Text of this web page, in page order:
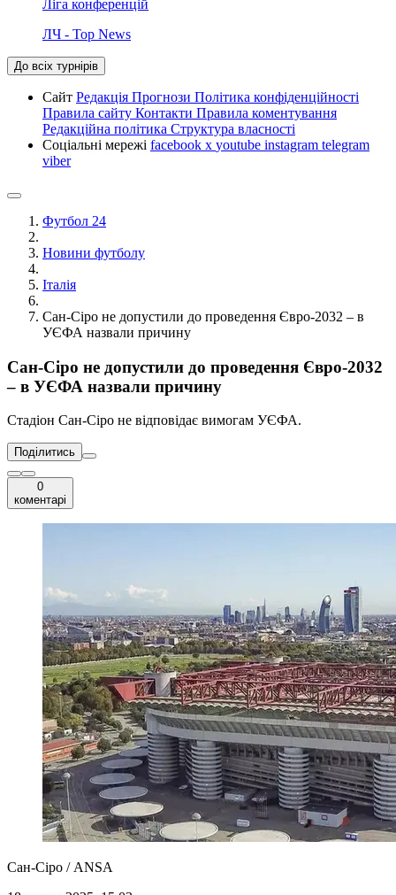
Ліга конференцій
ЛЧ - Top News
До всіх турнірів
Сайт Редакція Прогнози Політика конфіденційності
Правила сайту Контакти Правила коментування
Редакційна політика Структура власності
Соціальні мережі facebook x youtube instagram telegram
viber
Футбол 24
Новини футболу
Італія
Сан-Сіро не допустили до проведення Євро-2032 – в
УЄФА назвали причину
Сан-Сіро не допустили до проведення Євро-2032
– в УЄФА назвали причину
Стадіон Сан-Сіро не відповідає вимогам УЄФА.
Поділитись
0
коментарі
Сан-Сіро / ANSA